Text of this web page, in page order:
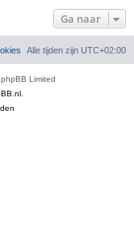
Ga naar
Alle tijden zijn UTC+02:00
Limited